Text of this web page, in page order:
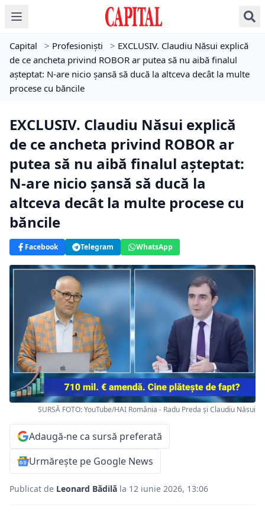
Capital > Profesioniști > EXCLUSIV. Claudiu Năsui explică
de ce ancheta privind ROBOR ar putea să nu aibă finalul
așteptat: N-are nicio șansă să ducă la altceva decât la multe
procese cu băncile
EXCLUSIV. Claudiu Năsui explică
de ce ancheta privind ROBOR ar
putea să nu aibă finalul așteptat:
N-are nicio șansă să ducă la
altceva decât la multe procese cu
băncile
Facebook Telegram WhatsApp
SURSĂ FOTO: YouTube/HAI România - Radu Preda și Claudiu Năsui
Adaugă-ne ca sursă preferată
Urmărește pe Google News
Publicat de Leonard Bădilă la 12 iunie 2026, 13:06